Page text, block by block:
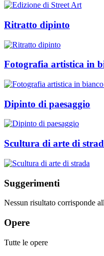
Ritratto dipinto
Fotografia artistica in
Dipinto di paesaggio
Scultura di arte di
Suggerimenti
Nessun risultato corrisponde
Opere
Tutte le opere